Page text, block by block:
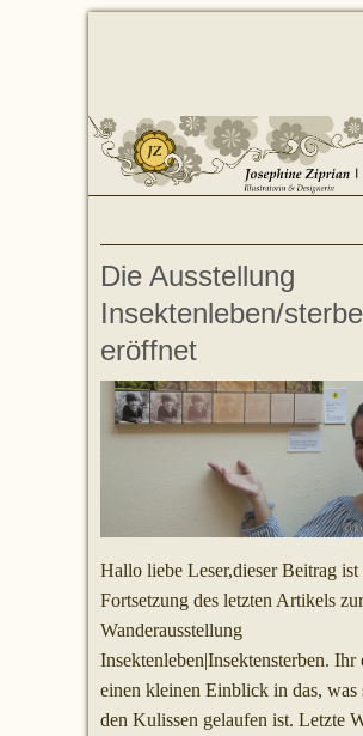
Die Ausstellung
Insektenleben/
eröffnet
Hallo liebe Leser,dieser Beitrag ist
Fortsetzung des letzten Artikels zur
Wanderausstellung
Insektenleben|Insektensterben. Ihr
einen kleinen Einblick in das, was
den Kulissen gelaufen ist. Letzte